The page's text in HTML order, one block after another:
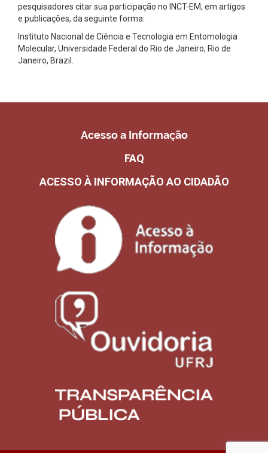
pesquisadores citar sua participação no INCT-EM, em artigos
e publicações, da seguinte forma:
Instituto Nacional de Ciência e Tecnologia em Entomologia
Molecular, Universidade Federal do Rio de Janeiro, Rio de
Janeiro, Brazil.
Acesso a Informação
FAQ
ACESSO À INFORMAÇÃO AO CIDADÃO